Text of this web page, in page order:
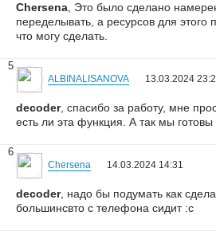
Chersena , Это было сделано
переделывать, а ресурсов для этого
что могу сделать.
5
ALBINALISANOVA 13.03.2024
decoder, спасибо за работу, мне
есть ли эта функция. А так мы готовы
6
Chersena 14.03.2024 14:31
decoder, надо бы подумать как
большинсвто с телефона сидит :с